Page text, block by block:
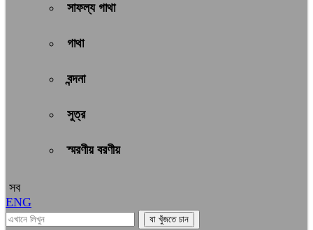
সাফল্য গাথা
গাথা
বন্দনা
সুত্র
স্মরণীয় বরণীয়
সব
ENG